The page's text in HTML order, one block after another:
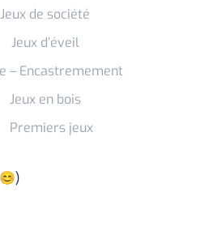
Jeux de société
Jeux d’éveil
– Encastremement
Jeux en bois
Premiers jeux